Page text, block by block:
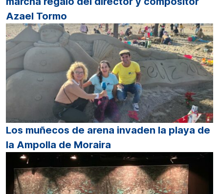
Azael Tormo
Los muñecos de arena invaden la playa de
la Ampolla de Moraira